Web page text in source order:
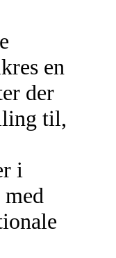
en
der
til,
i
med